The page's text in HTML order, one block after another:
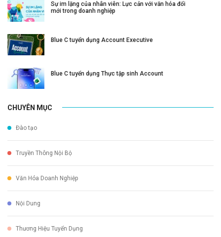
Sự im lặng của nhân viên: Lực cản với văn hóa đổi
mới trong doanh nghiệp
Blue C tuyển dụng Account Executive
Blue C tuyển dụng Thực tập sinh Account
CHUYÊN MỤC
Đào tạo
Truyền Thông Nội Bộ
Văn Hóa Doanh Nghiệp
Nội Dung
Thương Hiệu Tuyển Dụng